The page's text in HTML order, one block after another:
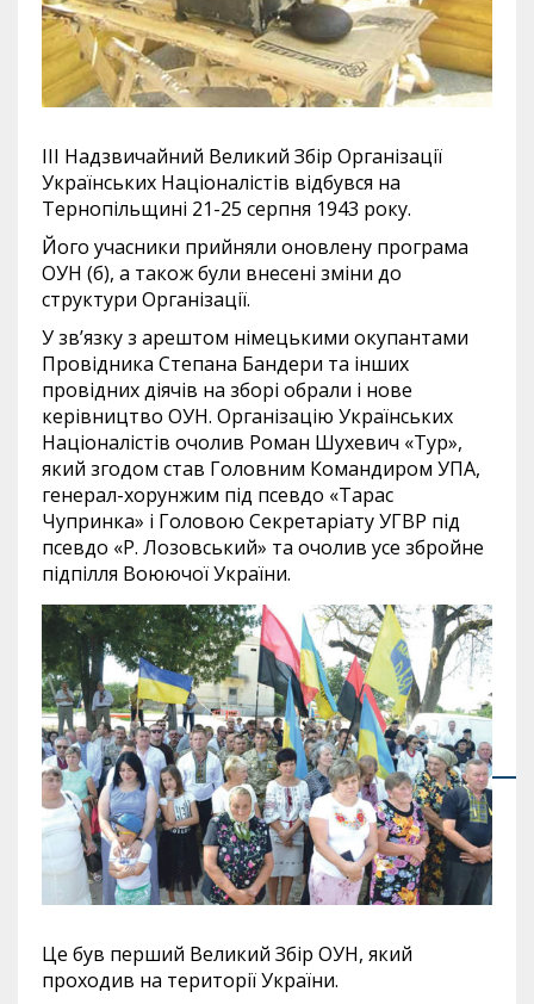
ІІІ Надзвичайний Великий Збір Організації
Українських Націоналістів відбувся на
Тернопільщині 21-25 серпня 1943 року.
Його учасники прийняли оновлену програма
ОУН (б), а також були внесені зміни до
структури Організації.
У зв’язку з арештом німецькими окупантами
Провідника Степана Бандери та інших
провідних діячів на зборі обрали і нове
керівництво ОУН. Організацію Українських
Націоналістів очолив Роман Шухевич «Тур»,
який згодом став Головним Командиром УПА,
генерал-хорунжим під псевдо «Тарас
Чупринка» і Головою Секретаріату УГВР під
псевдо «Р. Лозовський» та очолив усе збройне
підпілля Воюючої України.
Це був перший Великий Збір ОУН, який
проходив на території України.